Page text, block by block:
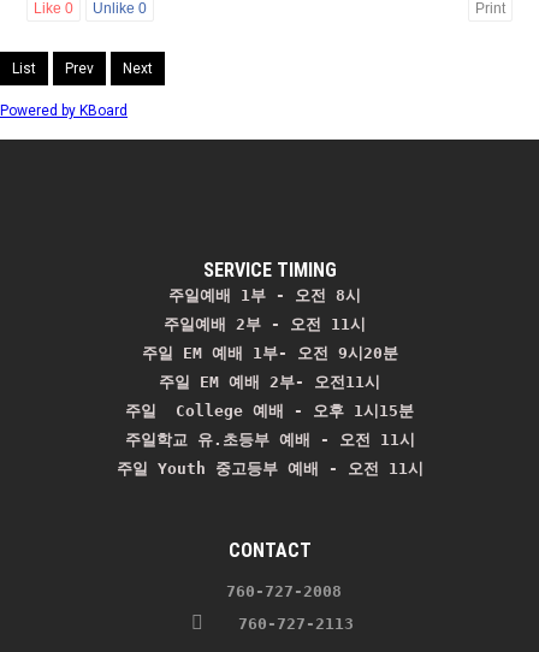
Like 0 Unlike 0 Print
List Prev Next
Powered by KBoard
SERVICE TIMING
주일예배 1부 - 오전 8시
주일예배 2부 - 오전 11시
주일 EM 예배 1부- 오전 9시20분
주일 EM 예배 2부- 오전11시
주일  College 예배 - 오후 1시15분
주일학교 유.초등부 예배 - 오전 11시
주일 Youth 중고등부 예배 - 오전 11시
CONTACT
760-727-2008
760-727-2113